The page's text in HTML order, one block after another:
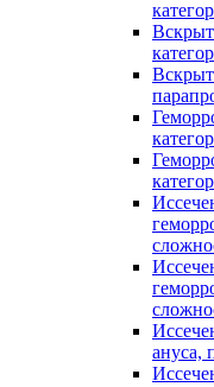
ануса,